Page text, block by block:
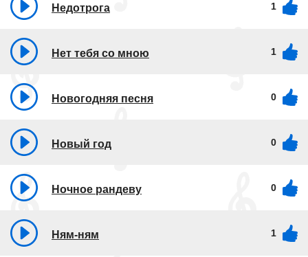
Недотрога 1
Нет тебя со мною 1
Новогодняя песня 0
Новый год 0
Ночное рандеву 0
Ням-ням 1